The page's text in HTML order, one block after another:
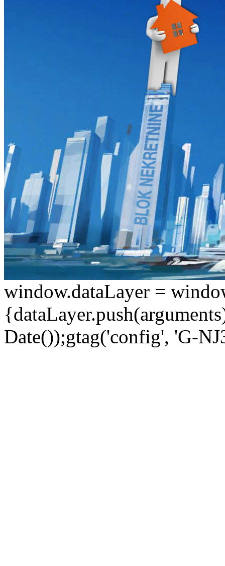
window.dataLayer =
Date());gtag('config', 'G-